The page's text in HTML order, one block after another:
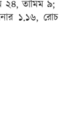
তামিম ৯;
১.১৬, রোচ